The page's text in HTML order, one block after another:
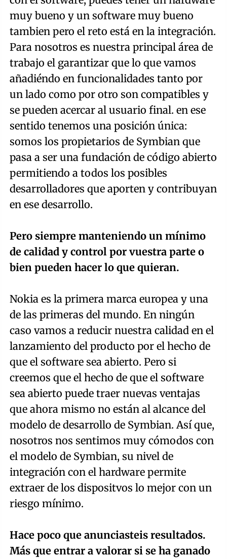
muy bueno y un software muy bueno
tambien pero el reto está en la integración.
Para nosotros es nuestra principal área de
trabajo el garantizar que lo que vamos
añadiéndo en funcionalidades tanto por
un lado como por otro son compatibles y
se pueden acercar al usuario final. en ese
sentido tenemos una posición única:
somos los propietarios de Symbian que
pasa a ser una fundación de código abierto
permitiendo a todos los posibles
desarrolladores que aporten y contribuyan
en ese desarrollo.
Pero siempre manteniendo un mínimo
de calidad y control por vuestra parte o
bien pueden hacer lo que quieran.
Nokia es la primera marca europea y una
de las primeras del mundo. En ningún
caso vamos a reducir nuestra calidad en el
lanzamiento del producto por el hecho de
que el software sea abierto. Pero si
creemos que el hecho de que el software
sea abierto puede traer nuevas ventajas
que ahora mismo no están al alcance del
modelo de desarrollo de Symbian. Así que,
nosotros nos sentimos muy cómodos con
el modelo de Symbian, su nivel de
integración con el hardware permite
extraer de los dispositvos lo mejor con un
riesgo mínimo.
Hace poco que anunciasteis resultados.
Más que entrar a valorar si se ha ganado